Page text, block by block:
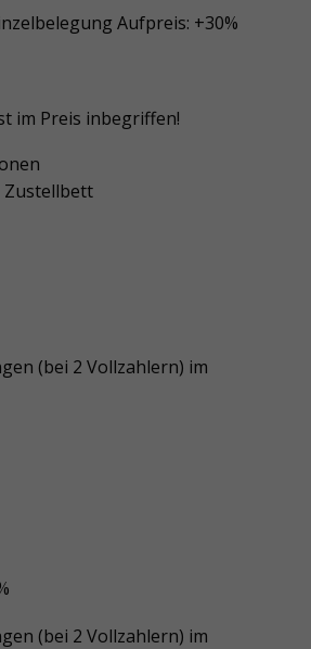
Aufpreis: +30%
im Preis inbegriffen!
Zustellbett
(bei 2 Vollzahlern) im
(bei 2 Vollzahlern) im